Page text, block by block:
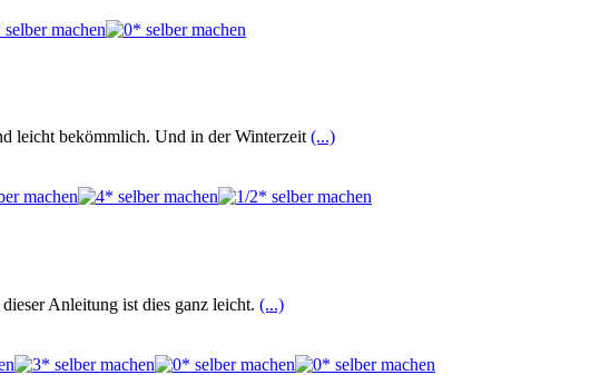
leicht bekömmlich. Und in der Winterzeit(...)
Anleitung ist dies ganz leicht. (...)